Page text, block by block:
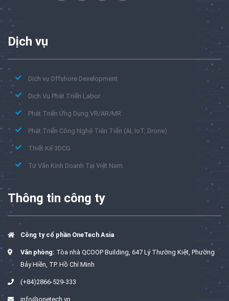
Dịch vụ
Dịch vụ Offshore Development
Dịch Vụ Phát Triển Labor
Phát Triển Ứng Dụng VR/AR/MR
Phát Triển Công Nghệ Tiên Tiến (AI, IoT, Drone)
Thiết Kế 3DCG
Tư Vấn Kinh Doanh Tại Việt Nam
Thông tin công ty
Công ty cổ phần OneTech Asia
Văn phòng: Tòa nhà QCOOP Building, 647 Lý Thường Kiệt, Phường
Bảy Hiền, TP. Hồ Chí Minh
(+84)2866-529-333
info@onetech.vn